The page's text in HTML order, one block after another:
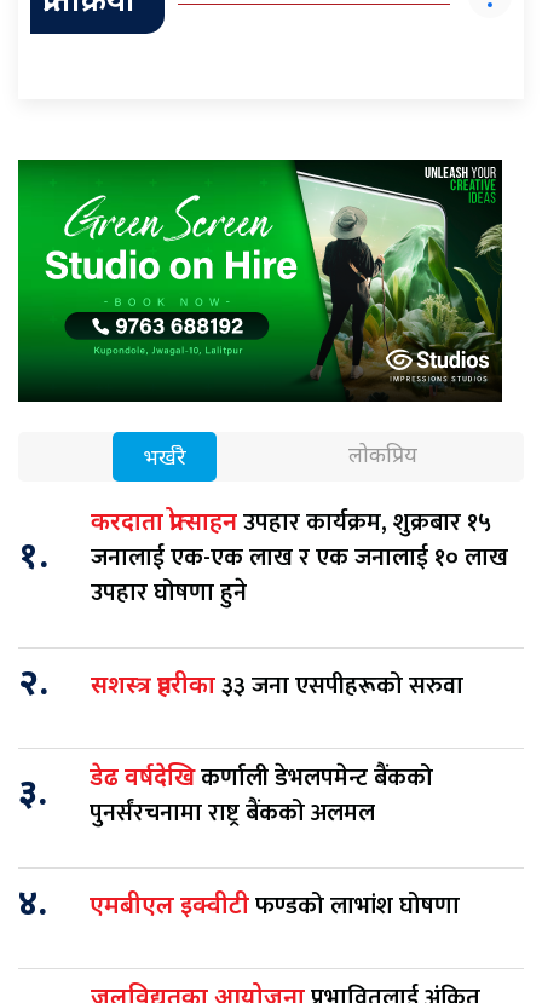
भर्खरै लोकप्रिय
१.
करदाता प्रोत्साहनउपहार कार्यक्रम, शुक्रबार १५
जनालाई एक-एक लाख र एक जनालाई १० लाख
उपहार घोषणा हुने
२. सशस्त्र प्रहरीका३३ जना एसपीहरूको सरुवा
३. डेढ वर्षदेखिकर्णाली डेभलपमेन्ट बैंकको
पुनर्संरचनामा राष्ट्र बैंकको अलमल
४. एमबीएल इक्वीटीफण्डको लाभांश घोषणा